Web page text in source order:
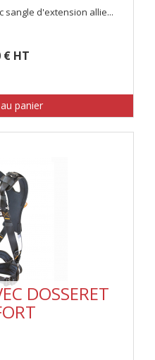
sangle d'extension allie...
€ HT
panier
DOSSERET